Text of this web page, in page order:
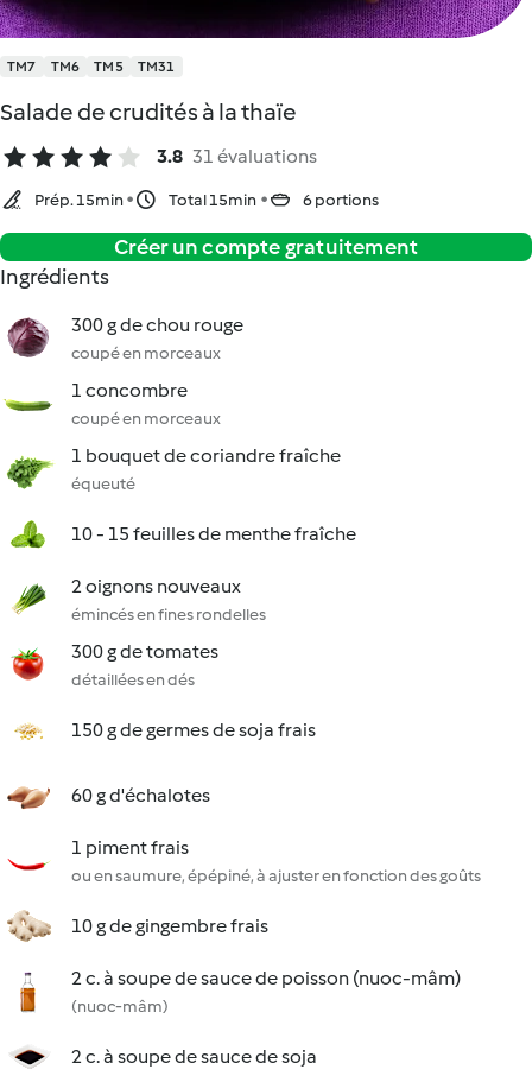
TM7 TM6 TM5 TM31
Salade de crudités à la thaïe
3.8 31 évaluations
Prép. 15min Total 15min 6 portions
Créer un compte gratuitement
Ingrédients
300 g de chou rouge
coupé en morceaux
1 concombre
coupé en morceaux
1 bouquet de coriandre fraîche
équeuté
10 - 15 feuilles de menthe fraîche
2 oignons nouveaux
émincés en fines rondelles
300 g de tomates
détaillées en dés
150 g de germes de soja frais
60 g d'échalotes
1 piment frais
ou en saumure, épépiné, à ajuster en fonction des goûts
10 g de gingembre frais
2 c. à soupe de sauce de poisson (nuoc-mâm)
(nuoc-mâm)
2 c. à soupe de sauce de soja